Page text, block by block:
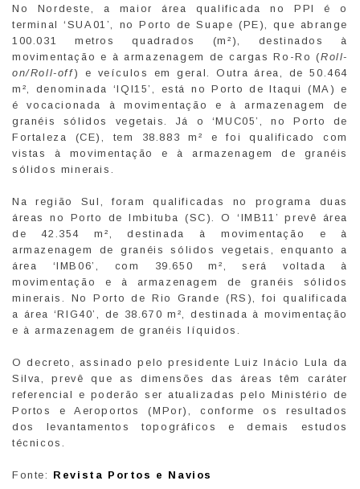
No Nordeste, a maior área qualificada no PPI é o
terminal ‘SUA01’, no Porto de Suape (PE), que abrange
100.031 metros quadrados (m²), destinados à
movimentação e à armazenagem de cargas Ro-Ro (Roll-
on/Roll-off) e veículos em geral. Outra área, de 50.464
m², denominada ‘IQI15’, está no Porto de Itaqui (MA) e
é vocacionada à movimentação e à armazenagem de
granéis sólidos vegetais. Já o ‘MUC05’, no Porto de
Fortaleza (CE), tem 38.883 m² e foi qualificado com
vistas à movimentação e à armazenagem de granéis
sólidos minerais.
Na região Sul, foram qualificadas no programa duas
áreas no Porto de Imbituba (SC). O ‘IMB11’ prevê área
de 42.354 m², destinada à movimentação e à
armazenagem de granéis sólidos vegetais, enquanto a
área ‘IMB06’, com 39.650 m², será voltada à
movimentação e à armazenagem de granéis sólidos
minerais. No Porto de Rio Grande (RS), foi qualificada
a área ‘RIG40’, de 38.670 m², destinada à movimentação
e à armazenagem de granéis líquidos.
O decreto, assinado pelo presidente Luiz Inácio Lula da
Silva, prevê que as dimensões das áreas têm caráter
referencial e poderão ser atualizadas pelo Ministério de
Portos e Aeroportos (MPor), conforme os resultados
dos levantamentos topográficos e demais estudos
técnicos.
Fonte: Revista Portos e Navios